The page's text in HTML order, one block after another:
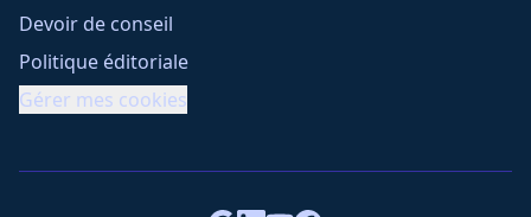
Devoir de conseil
Politique éditoriale
Gérer mes cookies